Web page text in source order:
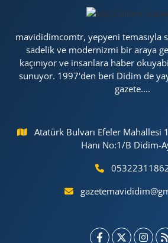
mavididimcomtr, yepyeni temasıyla
sadelik ve modernizmi bir araya
kaçınıyor ve insanlara haber
sunuyor. 1997'den beri Didim de
gazete....
Atatürk Bulvarı Efeler Mahallesi
Hanı No:1/B Didim-